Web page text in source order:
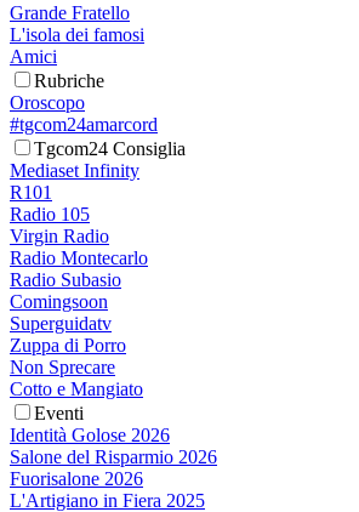
Grande Fratello
L'isola dei famosi
Amici
Rubriche
Oroscopo
#tgcom24amarcord
Tgcom24 Consiglia
Mediaset Infinity
R101
Radio 105
Virgin Radio
Radio Montecarlo
Radio Subasio
Comingsoon
Superguidatv
Zuppa di Porro
Non Sprecare
Cotto e Mangiato
Eventi
Identità Golose 2026
Salone del Risparmio 2026
Fuorisalone 2026
L'Artigiano in Fiera 2025